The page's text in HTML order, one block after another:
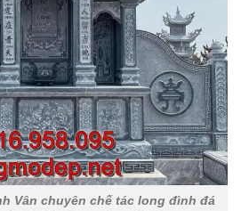
Vân chuyên chế tác long đình đá